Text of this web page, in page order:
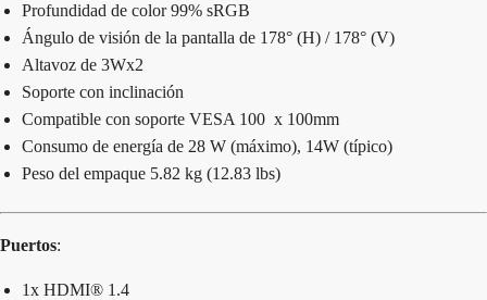
Profundidad de color 99% sRGB
Ángulo de visión de la pantalla de 178° (H) / 178° (V)
Altavoz de 3Wx2
Soporte con inclinación
Compatible con soporte VESA 100 x 100mm
Consumo de energía de 28 W (máximo), 14W (típico)
Peso del empaque 5.82 kg (12.83 lbs)
Puertos:
1x HDMI® 1.4